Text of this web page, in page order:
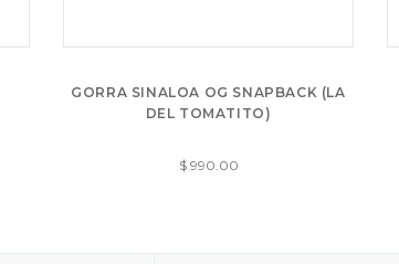
GORRA SINALOA OG SNAPBACK (LA
DEL TOMATITO)
$ 990.00